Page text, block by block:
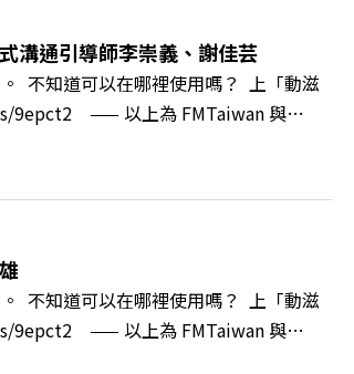
🔺在迎向黃金十年的新局下，嘉義如何
翁章梁、立法委員 蔡易餘、財信傳媒集
日！手速搶下破天荒的獨家優惠
bit.ly/3AjBWNVYT：
溝通引導師李崇義、謝佳芸
不知道可以在哪裡使用嗎？ 上「動滋
9epct2 —— 以上為 FMTaiwan 與
凌嗎？當工作中的人際摩擦、怕輸怕失
。 本集《遠見 ON AIR》邀請到薩提
拆解職場上的對立與衝突，學會用「好
衝突與霸凌從何而來？🔺 如何用「冰
職涯焦慮，如何把自我價值打分權拿回
遠見40歲生日！手速搶下破天荒的獨
：https://bit.ly/3AjBWNVYT：
不知道可以在哪裡使用嗎？ 上「動滋
9epct2 —— 以上為 FMTaiwan 與
型突圍？ 本集《遠見ON AIR》邀請